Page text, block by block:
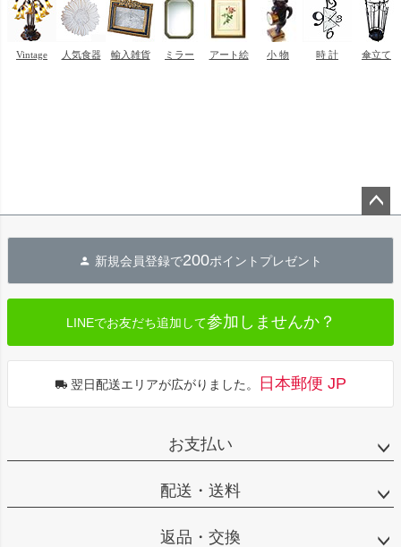
へ
新規会員登録で200ポイントプレゼント
LINEでお友だち追加して参加しませんか？
翌日配送エリアが広がりました。 日本郵便 JP
お支払い
配送・送料
返品・交換